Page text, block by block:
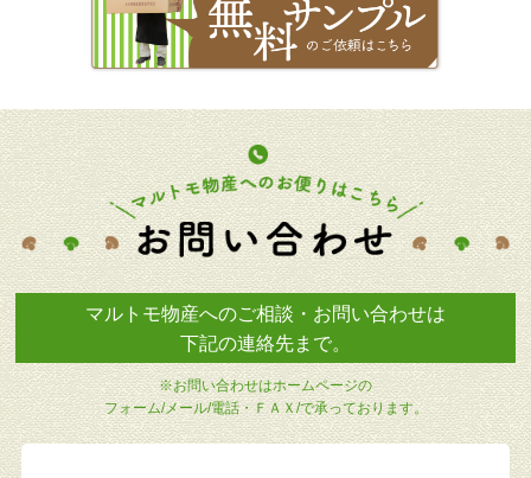
マルトモ物産へのご相談・お問い合わせは
下記の連絡先まで。
※お問い合わせはホームページの
フォーム/メール/電話・ＦＡＸ/で承っております。